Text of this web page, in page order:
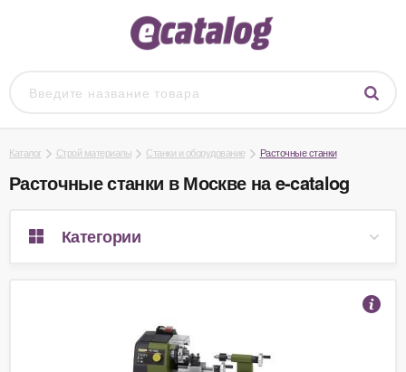
Каталог Строй материалы Станки и оборудование Расточные станки
Расточные станки в Москве на e-catalog
Категории